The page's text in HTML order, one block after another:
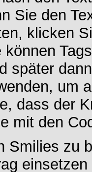
Sie den
klicken
später
um
dass der
mit den
Smilies zu